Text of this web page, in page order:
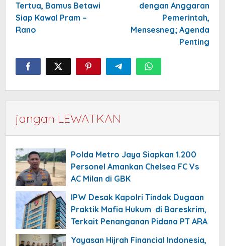
Tertua, Bamus Betawi
Siap Kawal Pram –
Rano
dengan Anggaran
Pemerintah,
Mensesneg; Agenda
Penting
jangan LEWATKAN
Polda Metro Jaya Siapkan 1.200
Personel Amankan Chelsea FC Vs
AC Milan di GBK
IPW Desak Kapolri Tindak Dugaan
Praktik Mafia Hukum di Bareskrim,
Terkait Penanganan Pidana PT ARA
Yayasan Hijrah Financial Indonesia,